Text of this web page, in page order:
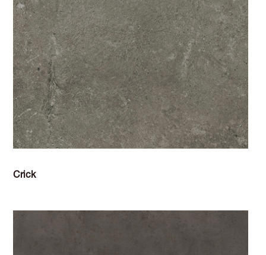
Crick